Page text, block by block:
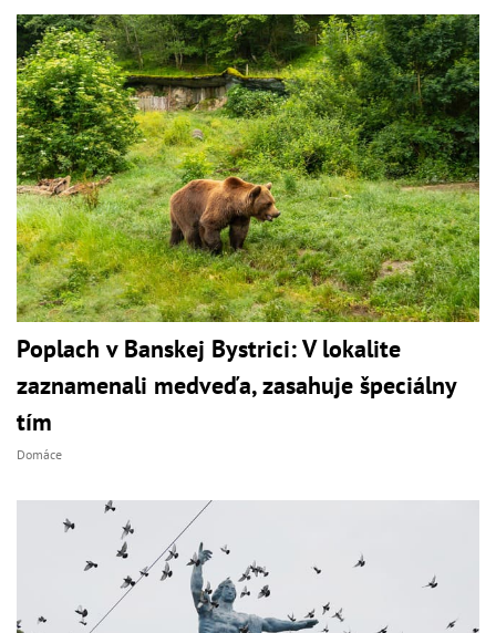
Poplach v Banskej Bystrici: V lokalite
zaznamenali medveďa, zasahuje špeciálny
tím
Domáce